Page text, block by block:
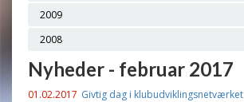
2009
2008
Nyheder - februar 2017
01.02.2017 Givtig dag i klubudviklingsnetværket